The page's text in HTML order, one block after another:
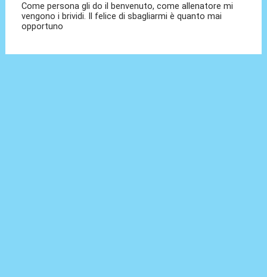
Come persona gli do il benvenuto, come allenatore mi
vengono i brividi. Il felice di sbagliarmi è quanto mai
opportuno